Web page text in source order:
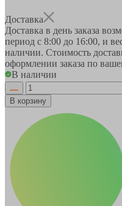
Доставка
Доставка в день заказа
период с 8:00 до 16:00, и
наличии. Стоимость
оформлении заказа по
В наличии
В корзину